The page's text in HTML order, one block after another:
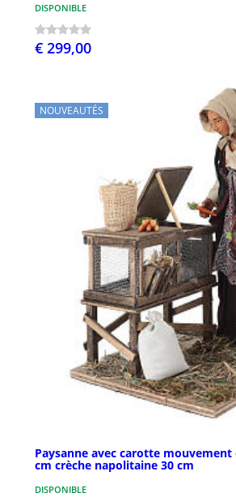
DISPONIBLE
€ 299,00
NOUVEAUTÉS
Paysanne avec carotte mouvement
cm crèche napolitaine 30 cm
DISPONIBLE